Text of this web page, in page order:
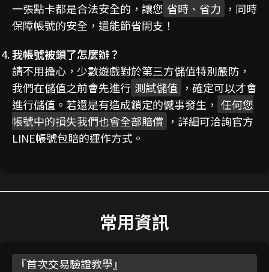
一張點卡都是合法安全的，讓您 省時、省力 ，同時
保障帳號的安全，還能節省開支！
我帳號被鎖了怎麼辦？
請不用擔心，少數遊戲對於第三方儲值特別嚴防，
我們在儲值之前會先進行 測試儲值 ，確定可以才會
進行儲值。若還是有造成鎖定的憾事發生， 任何您
帳號中的損失我們也會全部賠償 ，詳細可洽詢官方
LINE帳號包賠的運作方式。
常用資訊
『首次交易驗證教學』